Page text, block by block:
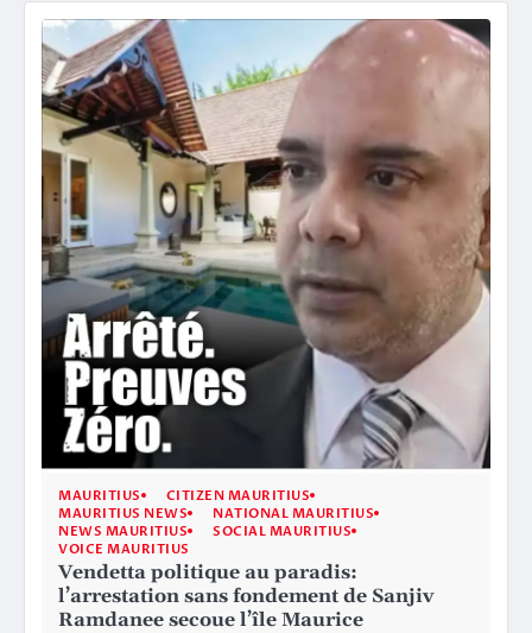
MAURITIUS
CITIZEN MAURITIUS
MAURITIUS NEWS
NATIONAL MAURITIUS
NEWS MAURITIUS
SOCIAL MAURITIUS
VOICE MAURITIUS
Vendetta politique au paradis:
l’arrestation sans fondement de Sanjiv
Ramdanee secoue l’île Maurice